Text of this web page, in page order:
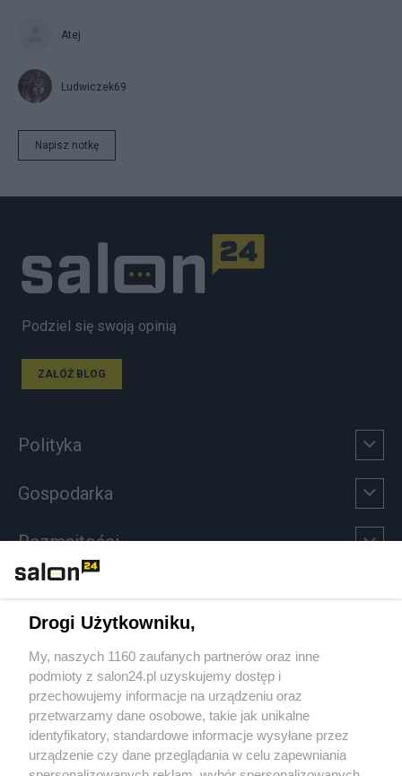
Atej
Ludwiczek69
Napisz notkę
Podziel się swoją opinią
ZAŁÓŻ BLOG
Polityka
Gospodarka
Rozmaitości
Sport
Społeczeństwo
Kultura
Drogi Użytkowniku,
My, naszych 1160 zaufanych partnerów oraz inne
podmioty z salon24.pl uzyskujemy dostęp i
przechowujemy informacje na urządzeniu oraz
przetwarzamy dane osobowe, takie jak unikalne
identyfikatory, standardowe informacje wysyłane przez
urządzenie czy dane przeglądania w celu zapewniania